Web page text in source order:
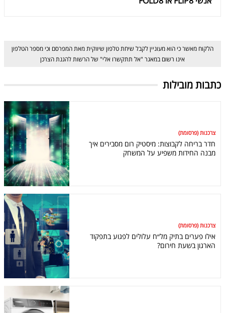
הלקוח מאשר כי הוא מעוניין לקבל שיחת טלפון שיווקית מאת המפרסם וכי מספר הטלפון
אינו רשום במאגר "אל תתקשרו אלי" של הרשות להגנת הצרכן
כתבות מובילות
צרכנות (פרסומת)
חדר בריחה לקבוצות: מיסטיק רום מסבירים איך
מבנה החידות משפיע על המשחק
צרכנות (פרסומת)
אילו פערים בתיק מל״ח עלולים לפגוע בתפקוד
הארגון בשעת חירום?